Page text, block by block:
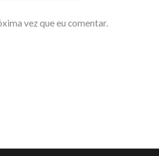
vez que eu comentar.